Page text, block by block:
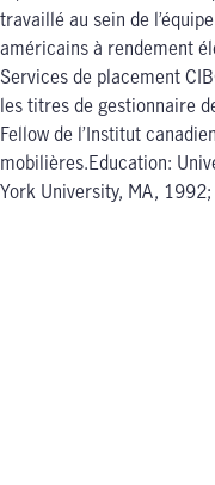
travaillé au sein de
américains à rendement
Services de placement
les titres de gestionnaire
Fellow de l’Institut
mobilières.Education:
York University, MA,